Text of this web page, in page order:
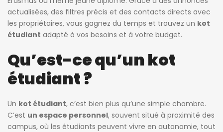
actualisées, des filtres précis et des contacts directs avec
les propriétaires, vous gagnez du temps et trouvez un kot
étudiant adapté à vos besoins et à votre budget.
Qu’est-ce qu’un kot
étudiant ?
Un kot étudiant, c’est bien plus qu’une simple chambre.
C’est un espace personnel, souvent situé à proximité des
campus, où les étudiants peuvent vivre en autonomie, tout